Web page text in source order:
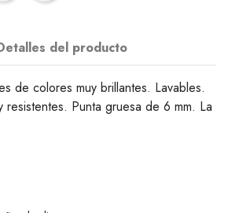
del producto
de colores muy brillantes. Lavables.
Punta gruesa de 6 mm. La